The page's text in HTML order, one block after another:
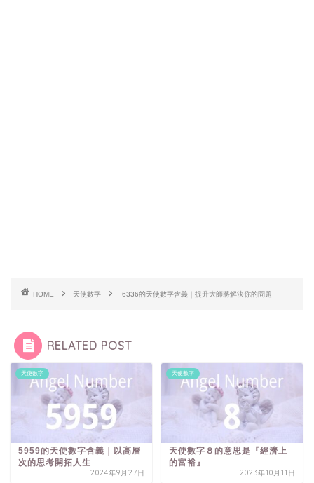
HOME 天使數字 6336的天使數字含義｜提升大師將解決你的問題
RELATED POST
天使數字
5959的天使數字含義｜以高層
次的思考開拓人生
2024年9月27日
天使數字
天使數字８的意思是『經濟上
的富裕』
2023年10月11日